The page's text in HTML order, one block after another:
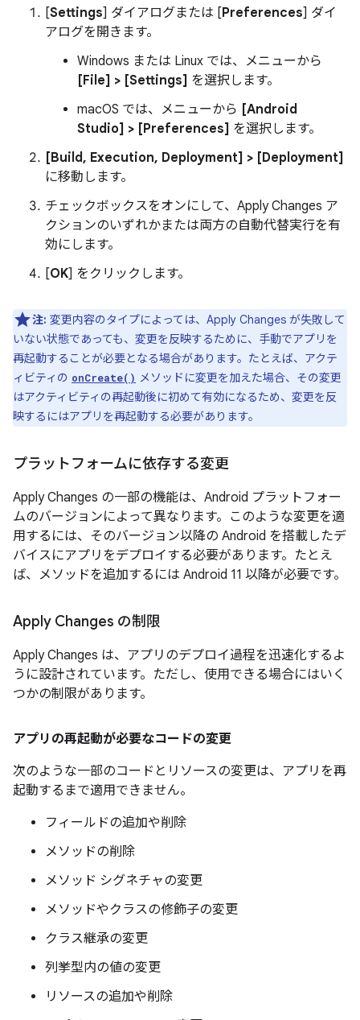
[Settings] ダイアログまたは [Preferences] ダイ
アログを開きます。
Windows または Linux では、メニューから
[File] > [Settings] を選択します。
macOS では、メニューから [Android
Studio] > [Preferences] を選択します。
[Build, Execution, Deployment] > [Deployment]
に移動します。
チェックボックスをオンにして、Apply Changes ア
クションのいずれかまたは両方の自動代替実行を有
効にします。
[OK] をクリックします。
注: 変更内容のタイプによっては、Apply Changes が失敗して
いない状態であっても、変更を反映するために、手動でアプリを
再起動することが必要となる場合があります。たとえば、アクテ
ィビティの onCreate() メソッドに変更を加えた場合、その変更
はアクティビティの再起動後に初めて有効になるため、変更を反
映するにはアプリを再起動する必要があります。
プラットフォームに依存する変更
Apply Changes の一部の機能は、Android プラットフォー
ムのバージョンによって異なります。このような変更を適
用するには、そのバージョン以降の Android を搭載したデ
バイスにアプリをデプロイする必要があります。たとえ
ば、メソッドを追加するには Android 11 以降が必要です。
Apply Changes の制限
Apply Changes は、アプリのデプロイ過程を迅速化するよ
うに設計されています。ただし、使用できる場合にはいく
つかの制限があります。
アプリの再起動が必要なコードの変更
次のような一部のコードとリソースの変更は、アプリを再
起動するまで適用できません。
フィールドの追加や削除
メソッドの削除
メソッド シグネチャの変更
メソッドやクラスの修飾子の変更
クラス継承の変更
列挙型内の値の変更
リソースの追加や削除